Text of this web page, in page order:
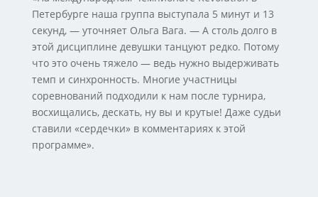
Петербурге наша группа выступала 5 минут и 13
секунд, — уточняет Ольга Вага. — А столь долго в
этой дисциплине девушки танцуют редко. Потому
что это очень тяжело — ведь нужно выдерживать
темп и синхронность. Многие участницы
соревнований подходили к нам после турнира,
восхищались, дескать, ну вы и крутые! Даже судьи
ставили «сердечки» в комментариях к этой
программе».